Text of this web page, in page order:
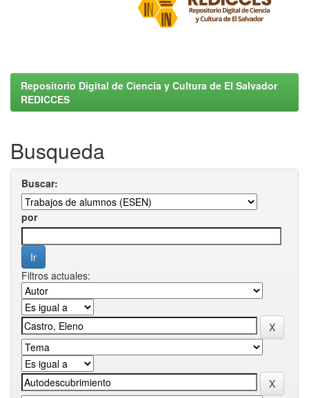
Repositorio Digital de Ciencia y Cultura de El Salvador
REDICCES
Busqueda
Buscar:
por
Filtros actuales: